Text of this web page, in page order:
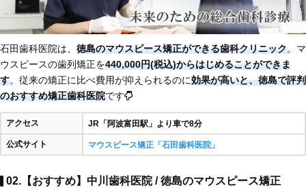
石田歯科医院は、 徳島のマウスピース矯正ができる歯科クリニック。マ
ウスピースの歯列矯正を440,000円(税込)からはじめることができま
す。従来の矯正に比べ費用が抑えられるのに効果が高いと、徳島で評判
のおすすめ矯正歯科医院です
アクセス JR「阿波富田駅」より車で8分
公式サイト マウスピース矯正「石田歯科医院」
02.【おすすめ】中川歯科医院 / 徳島のマウスピース矯正